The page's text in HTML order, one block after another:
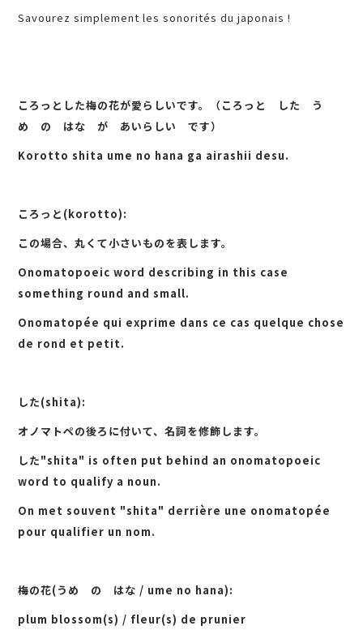
Savourez simplement les sonorités du japonais !
ころっとした梅の花が愛らしいです。（ころっと した う
め の はな が あいらしい です）
Korotto shita ume no hana ga airashii desu.
ころっと(korotto):
この場合、丸くて小さいものを表します。
Onomatopoeic word describing in this case
something round and small.
Onomatopée qui exprime dans ce cas quelque chose
de rond et petit.
した(shita):
オノマトペの後ろに付いて、名詞を修飾します。
した"shita" is often put behind an onomatopoeic
word to qualify a noun.
On met souvent "shita" derrière une onomatopée
pour qualifier un nom.
梅の花(うめ の はな / ume no hana):
plum blossom(s) / fleur(s) de prunier